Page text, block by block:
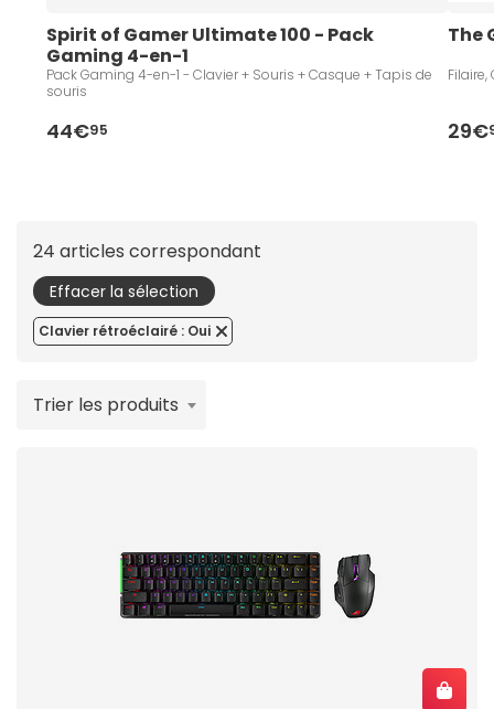
Spirit of Gamer Ultimate 100 - Pack
Gaming 4-en-1
Pack Gaming 4-en-1 - Clavier + Souris + Casque + Tapis de
souris
44€95
The
29€
24 articles correspondant
Effacer la sélection
Clavier rétroéclairé : Oui
Trier les produits